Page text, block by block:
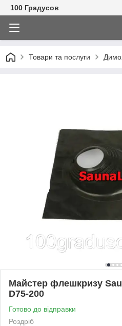
100 Градусов
Товари та послуги
Майстер флешкризу
D75-200
Готово до відправки
Роздріб